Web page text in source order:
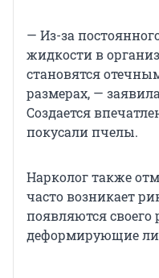
— Из-за
жидкости в
становятся
размерах, —
Создается
покусали пчелы.
Нарколог также
часто возникает
появляются своего
деформирующие